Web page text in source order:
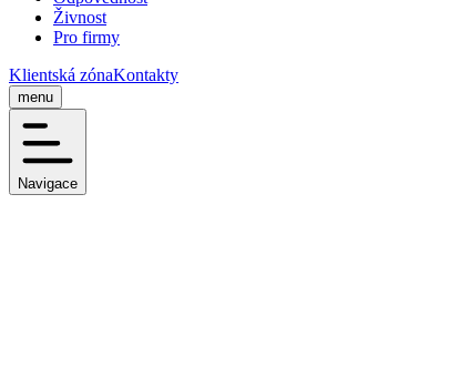
Živnost
Pro firmy
Klientská zónaKontakty
menu
Navigace